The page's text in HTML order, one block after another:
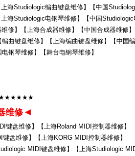
海Studiologic编曲键盘维修】【中国
海Studiologic电钢琴维修】【中国Studiologic
修】【上海合成器维修】【中国合成器维修】
曲键盘维修】【上海编曲键盘维修】【中国编
钢琴维修】【舞台电钢琴维修】
维修◄
键盘维修】【上海Roland MIDI控制器维修】
盘维修】【上海KORG MIDI控制器维修】
MIDI键盘维修】【上海Studiologic